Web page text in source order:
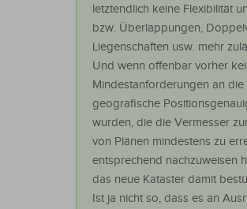
letztendlich keine Flexibilität
bzw. Überlappungen,
Liegenschaften usw. mehr
Und wenn offenbar vorher
Mindestanforderungen an die
geografische
wurden, die die Vermesser
von Plänen mindestens zu
entsprechend nachzuweisen
das neue Kataster damit
Ist ja nicht so, dass es an